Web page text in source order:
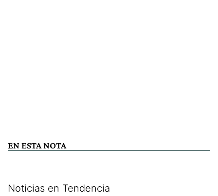
EN ESTA NOTA
Noticias en Tendencia